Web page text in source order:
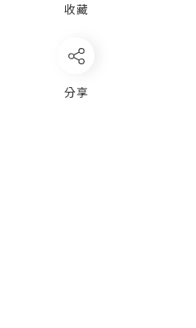
收藏
分享